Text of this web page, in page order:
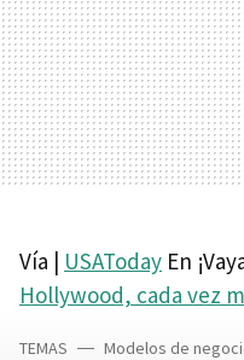
Vía | USAToday En
Hollywood, cada vez
TEMAS Modelos de